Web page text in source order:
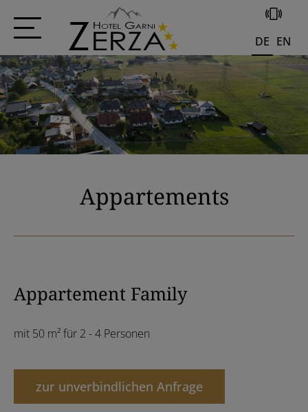
+43 4285 556
Appartements
Appartement Family
mit 50 m² für 2 - 4 Personen
zur unverbindlichen Anfrage
DE EN